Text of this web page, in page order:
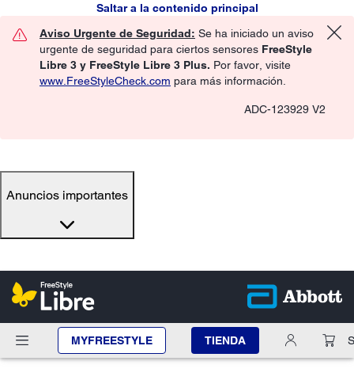
Saltar a la contenido principal
Aviso Urgente de Seguridad: Se ha iniciado un aviso
urgente de seguridad para ciertos sensores FreeStyle
Libre 3 y FreeStyle Libre 3 Plus. Por favor, visite
www.FreeStyleCheck.com para más información.
ADC-123929 V2
Anuncios importantes
MYFREESTYLE TIENDA